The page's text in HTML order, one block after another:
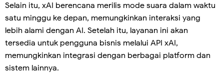
Selain itu, xAI berencana merilis mode suara dalam waktu
satu minggu ke depan, memungkinkan interaksi yang
lebih alami dengan AI. Setelah itu, layanan ini akan
tersedia untuk pengguna bisnis melalui API xAI,
memungkinkan integrasi dengan berbagai platform dan
sistem lainnya.